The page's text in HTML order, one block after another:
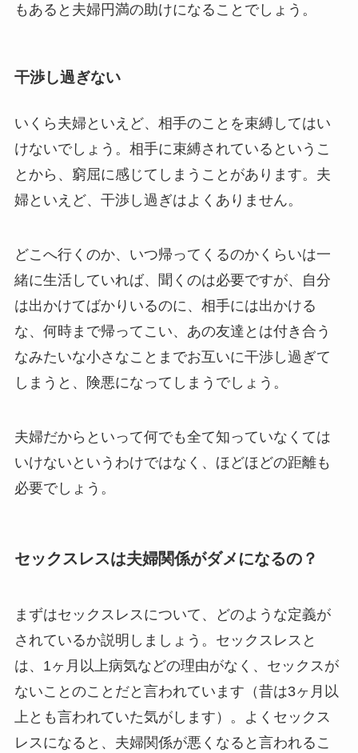
もあると夫婦円満の助けになることでしょう。
干渉し過ぎない
いくら夫婦といえど、相手のことを束縛してはい
けないでしょう。相手に束縛されているというこ
とから、窮屈に感じてしまうことがあります。夫
婦といえど、干渉し過ぎはよくありません。
どこへ行くのか、いつ帰ってくるのかくらいは一
緒に生活していれば、聞くのは必要ですが、自分
は出かけてばかりいるのに、相手には出かける
な、何時まで帰ってこい、あの友達とは付き合う
なみたいな小さなことまでお互いに干渉し過ぎて
しまうと、険悪になってしまうでしょう。
夫婦だからといって何でも全て知っていなくては
いけないというわけではなく、ほどほどの距離も
必要でしょう。
セックスレスは夫婦関係がダメになるの？
まずはセックスレスについて、どのような定義が
されているか説明しましょう。セックスレスと
は、1ヶ月以上病気などの理由がなく、セックスが
ないことのことだと言われています（昔は3ヶ月以
上とも言われていた気がします）。よくセックス
レスになると、夫婦関係が悪くなると言われるこ